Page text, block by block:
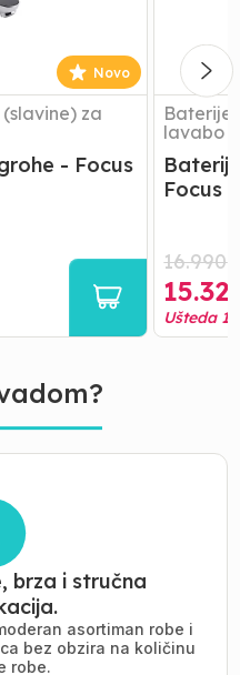
Novo
za
- Focus
Baterije
lavabo
Focus
16.990
Ušteda
brza i stručna
asortiman robe i
bez obzira na količinu
robe.